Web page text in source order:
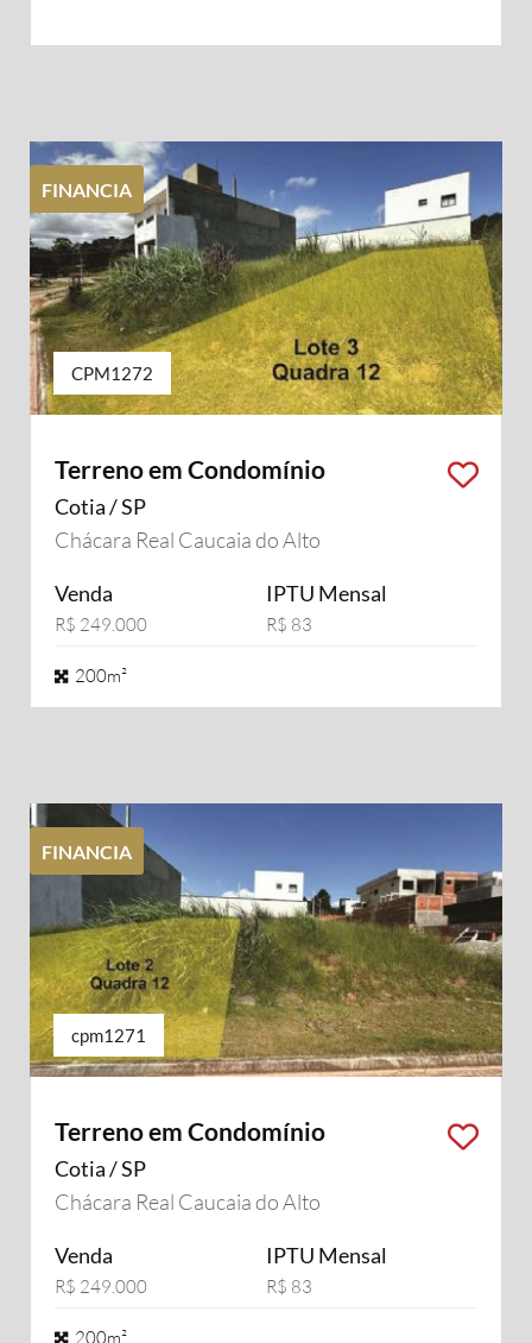
FINANCIA
CPM1272
Terreno em Condomínio
Cotia / SP
Chácara Real Caucaia do Alto
Venda
R$ 249.000
IPTU Mensal
R$ 83
200m²
FINANCIA
cpm1271
Terreno em Condomínio
Cotia / SP
Chácara Real Caucaia do Alto
Venda
R$ 249.000
IPTU Mensal
R$ 83
200m²